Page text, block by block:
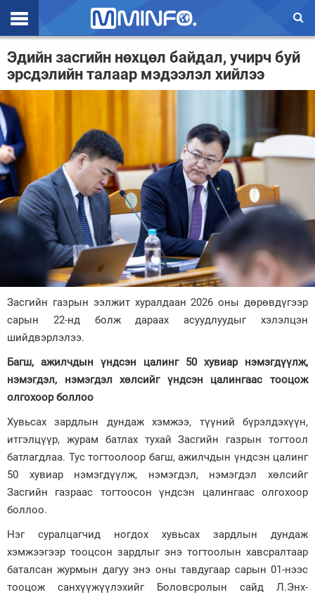
Эхлэл
Цаг агаар
Валют ханш
Улс төр
Эдийн засаг
Үзэл бодол
Спорт
Энтертайнмэнт
Зурхай
Эдийн засгийн нөхцөл байдал, учирч буй
эрсдэлийн талаар мэдээлэл хийлээ
Засгийн газрын ээлжит хуралдаан 2026 оны дөрөвдүгээр
сарын 22-нд болж дараах асуудлуудыг хэлэлцэн
шийдвэрлэлээ.
Багш, ажилчдын үндсэн цалинг 50 хувиар нэмэгдүүлж,
нэмэгдэл, нэмэгдэл хөлсийг үндсэн цалингаас тооцож
олгохоор боллоо
Хувьсах зардлын дундаж хэмжээ, түүний бүрэлдэхүүн,
итгэлцүүр, журам батлах тухай Засгийн газрын тогтоол
батлагдлаа. Тус тогтоолоор багш, ажилчдын үндсэн цалинг
50 хувиар нэмэгдүүлж, нэмэгдэл, нэмэгдэл хөлсийг
Засгийн газраас тогтоосон үндсэн цалингаас олгохоор
боллоо.
Нэг суралцагчид ногдох хувьсах зардлын дундаж
хэмжээгээр тооцсон зардлыг энэ тогтоолын хавсралтаар
баталсан журмын дагуу энэ оны тавдугаар сарын 01-нээс
тооцож санхүүжүүлэхийг Боловсролын сайд Л.Энх-